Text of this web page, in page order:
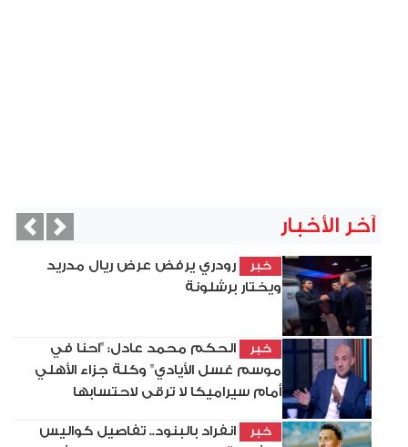
آخر الأخبار
خبر
رودري يرفض عرض ريال مدريد
ويختار برشلونة
خبر
الحكم محمد عادل: "احنا في
موسم غسل الأيادي" وكلة جزاء الأهلي
أمام سيراميكا لا ترقى لاحتسابها
خبر
انفراد بالبنود.. تفاصيل كواليس
Next